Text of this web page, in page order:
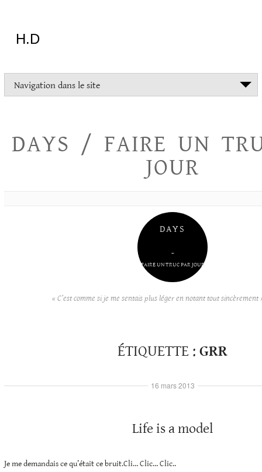
H.D
tout
essayer
Navigation dans le site
DAYS / FAIRE UN
JOUR
DAYS
–
FAIRE UN TRUC PAR JOUR
« C’est comme si je me sentais plus léger en notant tout sincèrement
ÉTIQUETTE : GRR
Life is a model
Je me demandais ce qu’était ce bruit.Cli… Clic… Clic..
16 mars 2013